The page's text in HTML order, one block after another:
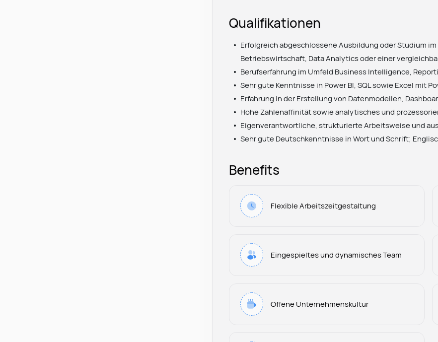
Qualifikationen
Erfolgreich abgeschlossene Ausbildung oder Studium
Betriebswirtschaft, Data Analytics oder einer
Berufserfahrung im Umfeld Business Intelligence,
Sehr gute Kenntnisse in Power BI, SQL sowie Excel mit
Erfahrung in der Erstellung von Datenmodellen,
Hohe Zahlenaffinität sowie analytisches und
Eigenverantwortliche, strukturierte Arbeitsweise und
Sehr gute Deutschkenntnisse in Wort und Schrift;
Benefits
Flexible Arbeitszeitgestaltung
Eingespieltes und dynamisches Team
Offene Unternehmenskultur